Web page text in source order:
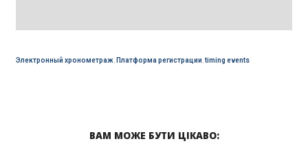
Электронный хронометраж, Платформа регистрации,timing events
ВАМ МОЖЕ БУТИ ЦІКАВО: